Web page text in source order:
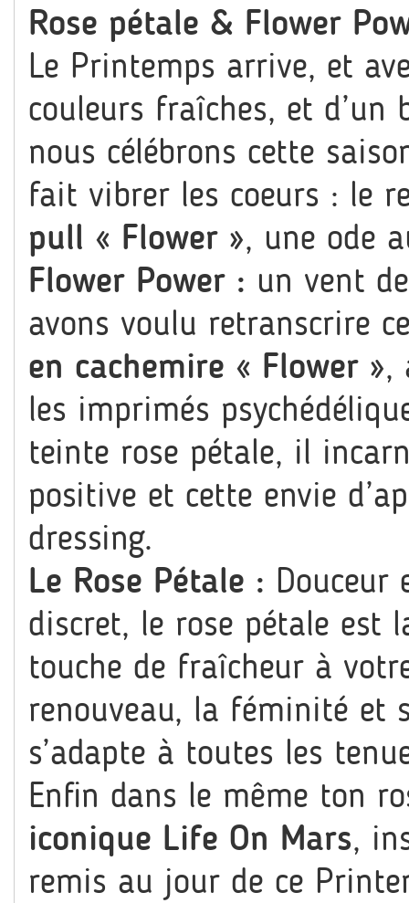
Rose pétale & Flower
Le Printemps arrive, et
couleurs fraîches, et
nous célébrons cette
fait vibrer les coeurs : le
pull « Flower », une ode
Flower Power : un vent
avons voulu retranscrire
en cachemire « Flower »,
les imprimés
teinte rose pétale, il
positive et cette envie
dressing.
Le Rose Pétale :
discret, le rose pétale est
touche de fraîcheur à
renouveau, la féminité et
s’adapte à toutes les
Enfin dans le même ton
iconique Life On Mars,
remis au jour de ce